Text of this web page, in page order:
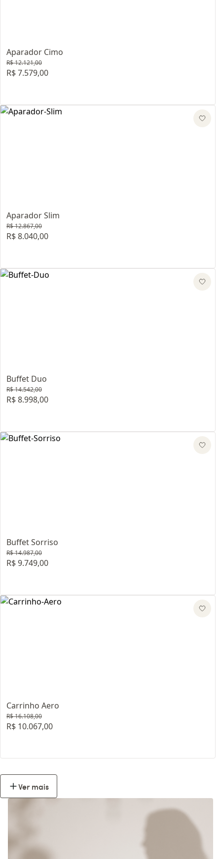
Aparador Cimo
R$ 12.121,00
R$ 7.579,00
Aparador Slim
R$ 12.867,00
R$ 8.040,00
Buffet Duo
R$ 14.542,00
R$ 8.998,00
Buffet Sorriso
R$ 14.987,00
R$ 9.749,00
Carrinho Aero
R$ 16.108,00
R$ 10.067,00
Ver mais